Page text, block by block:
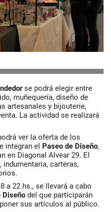
se podrá elegir entre
muñequería, diseño de
artesanales y bijouterie,
La actividad se realizará
ver la oferta de los
integran el Paseo de Diseño,
en Diagonal Alvear 29. El
indumentaria, carteras,
a 22 hs., se llevará a cabo
Diseño del que participarán
sus artículos al público.